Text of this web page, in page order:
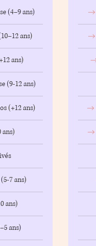
(4–9 ans)
ans)
ans)
(9-12 ans)
(+12 ans)
ans)
7 ans)
ans)
ans)